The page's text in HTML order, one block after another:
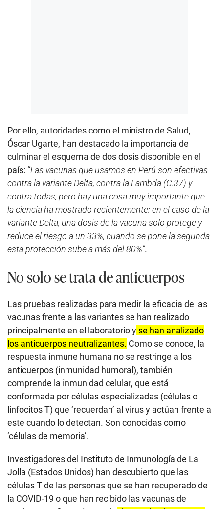
Por ello, autoridades como el ministro de Salud,
Óscar Ugarte, han destacado la importancia de
culminar el esquema de dos dosis disponible en el
país: “Las vacunas que usamos en Perú son efectivas
contra la variante Delta, contra la Lambda (C.37) y
contra todas, pero hay una cosa muy importante que
la ciencia ha mostrado recientemente: en el caso de la
variante Delta, una dosis de la vacuna solo protege y
reduce el riesgo a un 33%, cuando se pone la segunda
esta protección sube a más del 80%”.
No solo se trata de anticuerpos
Las pruebas realizadas para medir la eficacia de las
vacunas frente a las variantes se han realizado
principalmente en el laboratorio y se han analizado
los anticuerpos neutralizantes. Como se conoce, la
respuesta inmune humana no se restringe a los
anticuerpos (inmunidad humoral), también
comprende la inmunidad celular, que está
conformada por células especializadas (células o
linfocitos T) que ‘recuerdan’ al virus y actúan frente a
este cuando lo detectan. Son conocidas como
‘células de memoria’.
Investigadores del Instituto de Inmunología de La
Jolla (Estados Unidos) han descubierto que las
células T de las personas que se han recuperado de
la COVID-19 o que han recibido las vacunas de